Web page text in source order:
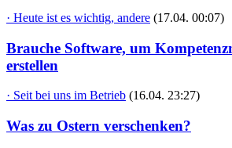
· Heute ist es wichtig, andere (17.04. 00:07)
Brauche Software, um
erstellen
· Seit bei uns im Betrieb (16.04. 23:27)
Was zu Ostern verschenken?